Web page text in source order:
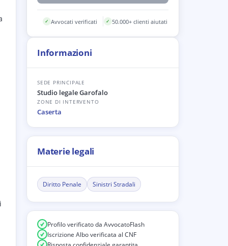
✓ Avvocati verificati ✓ 50.000+ clienti aiutati
Informazioni
SEDE PRINCIPALE
Studio legale Garofalo
ZONE DI INTERVENTO
Caserta
Materie legali
Diritto Penale Sinistri Stradali
Profilo verificato da AvvocatoFlash
Iscrizione Albo verificata al CNF